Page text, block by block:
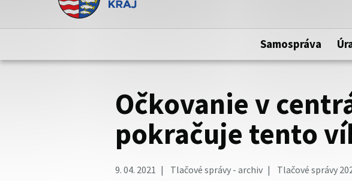
Toto je oficiálna webová stránka Prešovského
Samospráva
Očkovanie v
pokračuje tento
9. 04. 2021 Tlačové správy - archiv Tlačové správy